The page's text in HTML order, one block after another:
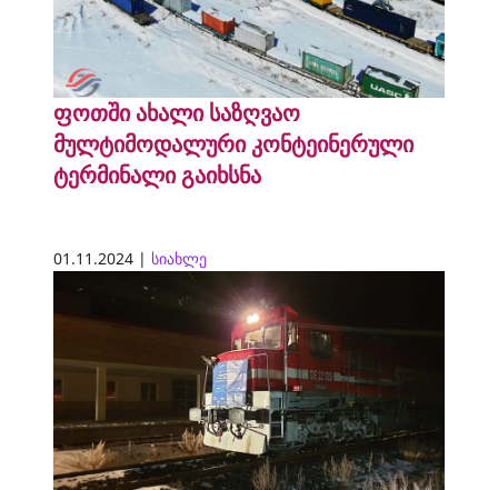
ფოთში ახალი საზღვაო
მულტიმოდალური კონტეინერული
ტერმინალი გაიხსნა
01.11.2024 | სიახლე